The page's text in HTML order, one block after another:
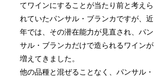
てワインにすることが当たり前と考えら
れていたパンサル・ブランカですが、近
年では、その潜在能力が見直され、パン
サル・ブランカだけで造られるワインが
増えてきました。
他の品種と混ぜることなく、パンサル・